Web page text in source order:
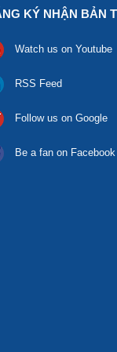
KÝ NHẬN BẢN
Watch us on Youtube
RSS Feed
Follow us on Google
Be a fan on Facebook